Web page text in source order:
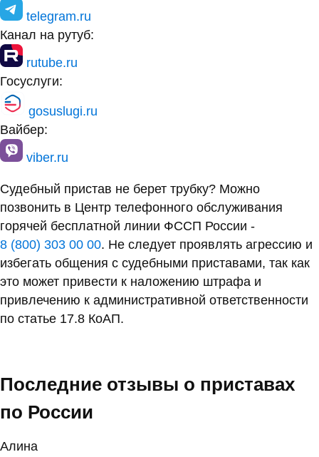
telegram.ru
Канал на рутуб:
rutube.ru
Госуслуги:
gosuslugi.ru
Вайбер:
viber.ru
Судебный пристав не берет трубку? Можно
позвонить в Центр телефонного обслуживания
горячей бесплатной линии ФССП России -
8 (800) 303 00 00. Не следует проявлять агрессию и
избегать общения с судебными приставами, так как
это может привести к наложению штрафа и
привлечению к административной ответственности
по статье 17.8 КоАП.
Последние отзывы о приставах
по России
Алина